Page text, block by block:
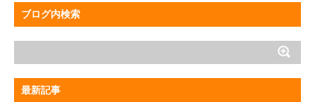
ブログ内検索
最新記事